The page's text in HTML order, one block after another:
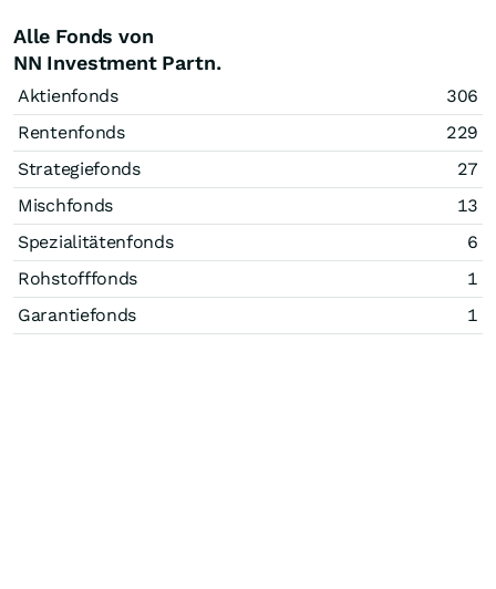
Alle Fonds von
NN Investment Partn.
Aktienfonds
306
Rentenfonds
229
Strategiefonds
27
Mischfonds
13
Spezialitätenfonds
6
Rohstofffonds
1
Garantiefonds
1